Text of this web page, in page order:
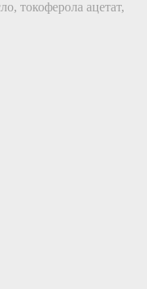
токоферола ацетат,